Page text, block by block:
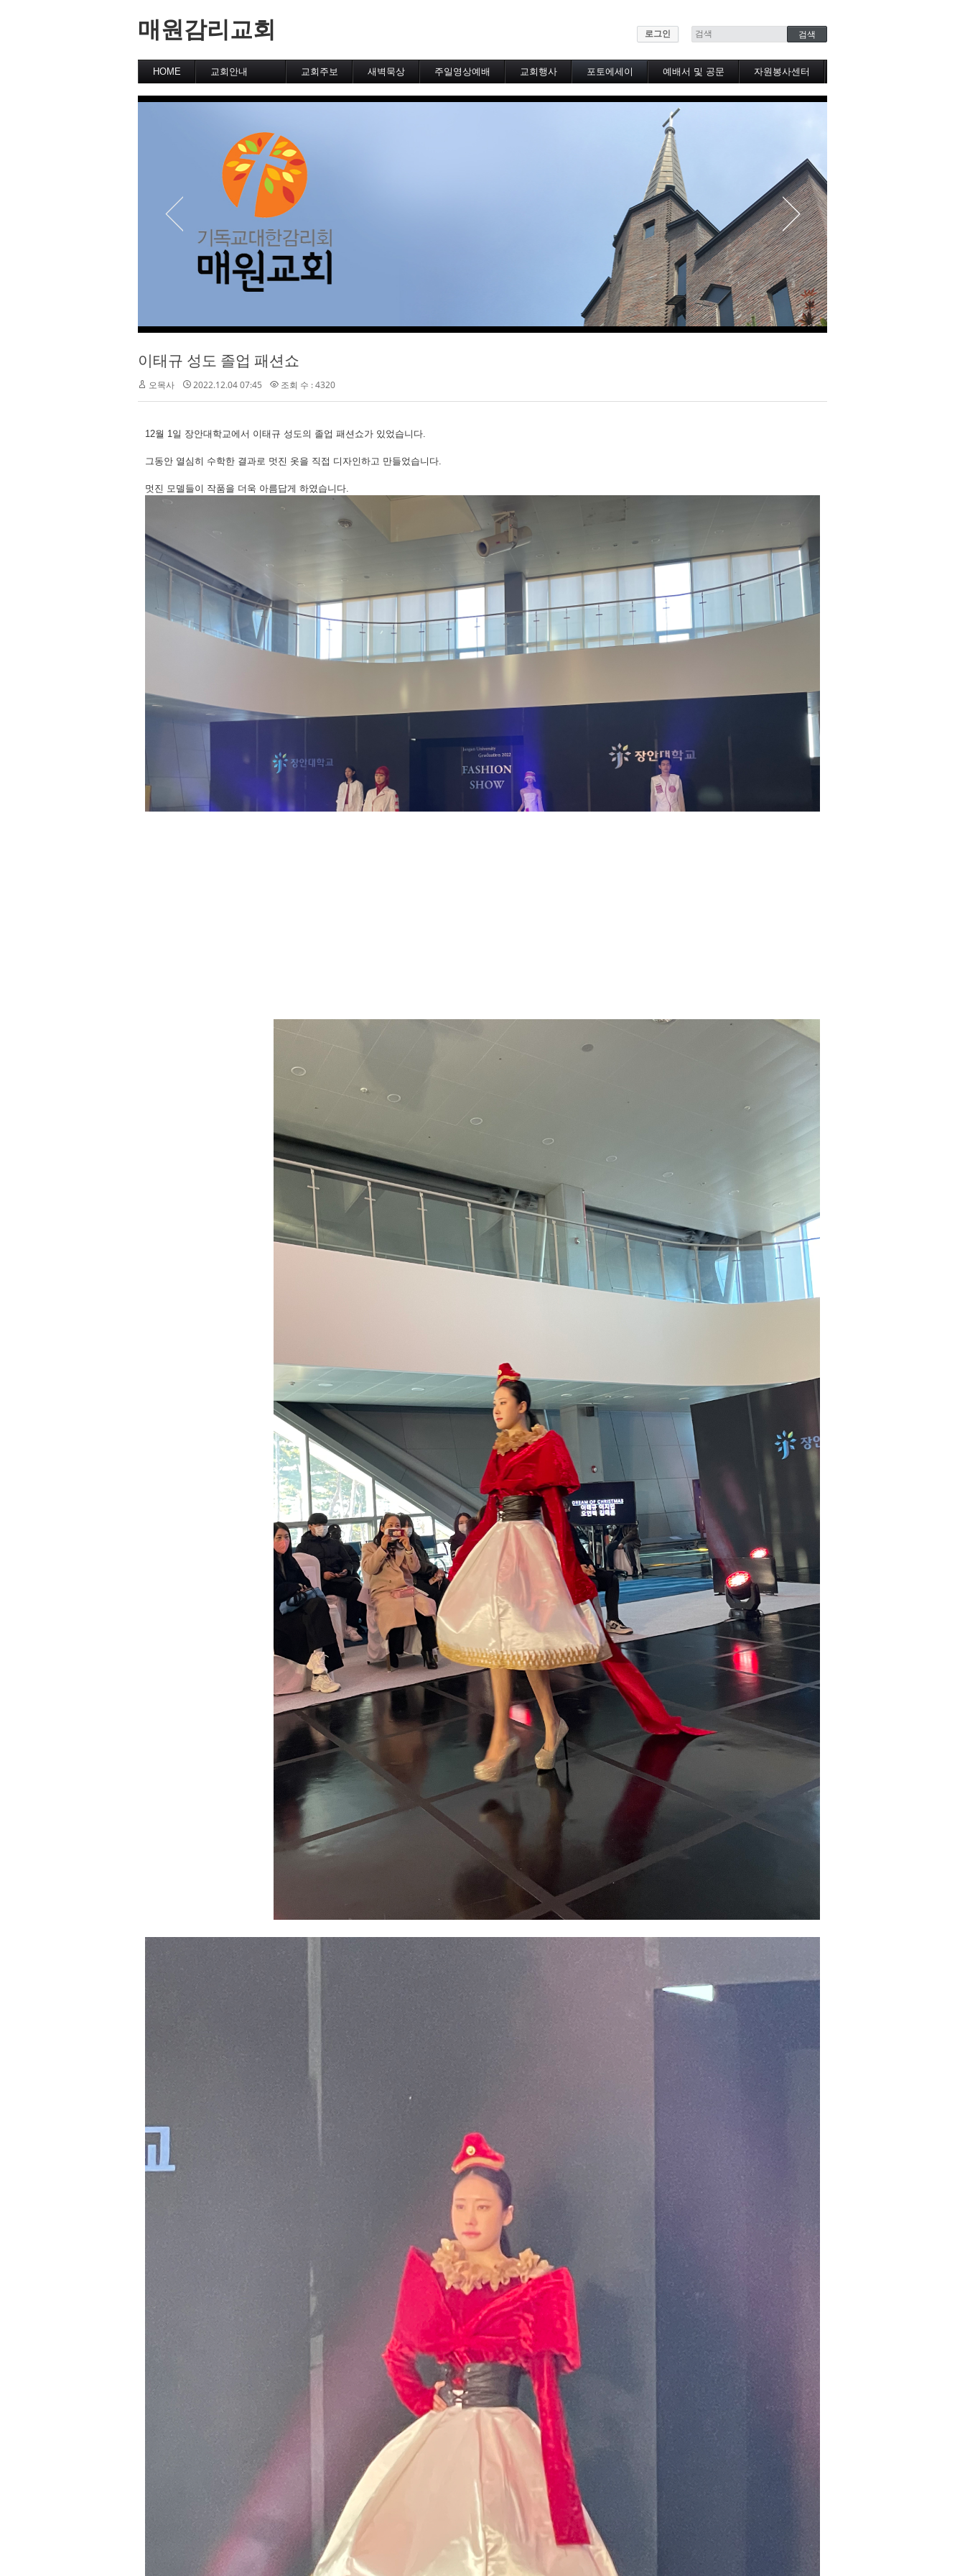
매원감리교회 로그인
HOME 교회안내
교회의 슬로건
교역자 장로소개
바른 신앙 안내
교회주보 새벽묵상 주일영상예배 교회행사 포토에세이 예배서 및 공문 자원봉사센터
공유냉장고
이태규 성도 졸업 패션쇼
오목사 2022.12.04 07:45 조회 수 : 4320
12월 1일 장안대학교에서 이태규 성도의 졸업 패션쇼가 있었습니다.
그동안 열심히 수학한 결과로 멋진 옷을 직접 디자인하고 만들었습니다.
멋진 모델들이 작품을 더욱 아름답게 하였습니다.